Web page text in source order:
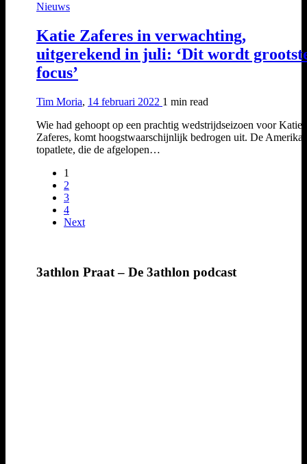
Nieuws
Katie Zaferes in verwachting,
uitgerekend in juli: ‘Dit wordt
focus’
Tim Moria, 14 februari 2022 1 min read
Wie had gehoopt op een prachtig wedstrijdseizoen voor Katie
Zaferes, komt hoogstwaarschijnlijk bedrogen uit. De
topatlete, die de afgelopen…
1
2
3
4
Next
3athlon Praat – De 3athlon podcast